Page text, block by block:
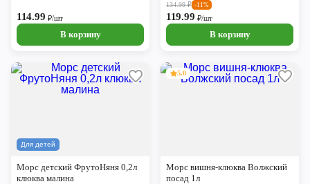
114.99 ₽/шт
В корзину
134.99₽ -11%
119.99 ₽/шт
В корзину
Для детей
Морс детский ФрутоНяня 0,2л
клюква малина
5.0
Морс вишня-клюква Волжский
посад 1л